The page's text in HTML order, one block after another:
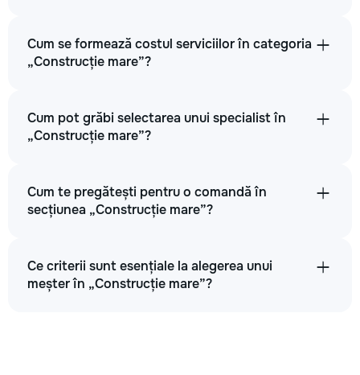
Cum se formează costul serviciilor în categoria
„Construcție mare”?
Cum pot grăbi selectarea unui specialist în
„Construcție mare”?
Cum te pregătești pentru o comandă în
secțiunea „Construcție mare”?
Ce criterii sunt esențiale la alegerea unui
meșter în „Construcție mare”?